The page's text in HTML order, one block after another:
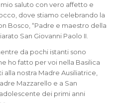
saluto con vero affetto e
dove stiamo celebrando la
Bosco, “Padre e maestro della
San Giovanni Paolo II.
da pochi istanti sono
ho fatto per voi nella Basilica
alla nostra Madre Ausiliatrice,
Mazzarello e a San
dei primi anni